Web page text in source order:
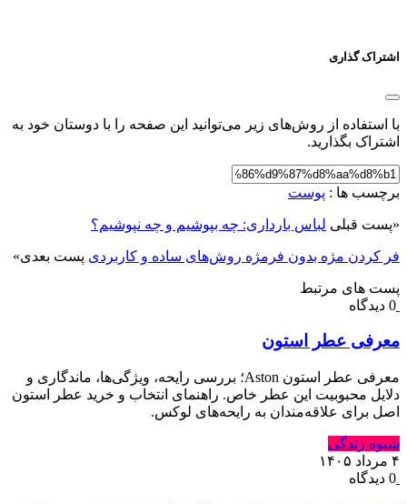
اشتراک گذاری
با استفاده از روش‌های زیر می‌توانید این صفحه را با دوستان خود به
اشتراک بگذارید.
برچسب ها : پوست
«پست قبلی لباس بارداری: چه بپوشیم و چه نپوشیم؟
فر کردن مژه بدون فرمژه روش‌های ساده و کاربردی پست بعدی»
پست های مرتبط
0 دیدگاه
معرفی عطر استون
معرفی عطر استون Aston؛ بررسی رایحه، ویژگی‌ها، ماندگاری و
دلایل محبوبیت این عطر خاص. راهنمای انتخاب و خرید عطر استون
اصل برای علاقه‌مندان به رایحه‌های لوکس.
شیوه زندگی
۴ مرداد ۱۴۰۵
0 دیدگاه